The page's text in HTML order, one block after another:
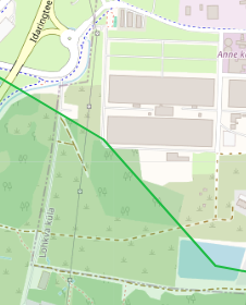
Uudised
Alustajale
Eesti